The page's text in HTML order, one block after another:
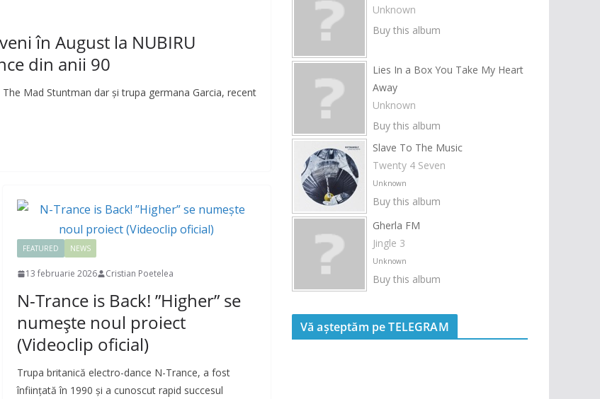
în August la NUBIRU
din anii 90
Mad Stuntman dar și trupa germana Garcia, recent
FEATURED NEWS
13 februarie 2026 Cristian Poetelea
N-Trance is Back! ”Higher” se
numește noul proiect
(Videoclip oficial)
Trupa britanică electro-dance N-Trance, a fost
înființată în 1990 și a cunoscut rapid succesul
Unknown
Buy this album
Lies In a Box You Take My Heart
Away
Unknown
Buy this album
Slave To The Music
Twenty 4 Seven
Unknown
Buy this album
Gherla FM
Jingle 3
Unknown
Buy this album
Vă așteptăm pe TELEGRAM